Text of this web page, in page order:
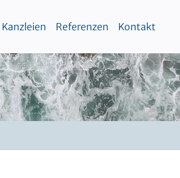
Kanzleien Referenzen Kontakt